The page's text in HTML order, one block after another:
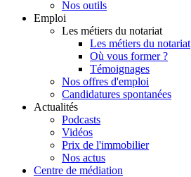
Nos outils
Emploi
Les métiers du notariat
Les métiers du notariat
Où vous former ?
Témoignages
Nos offres d'emploi
Candidatures spontanées
Actualités
Podcasts
Vidéos
Prix de l'immobilier
Nos actus
Centre de médiation